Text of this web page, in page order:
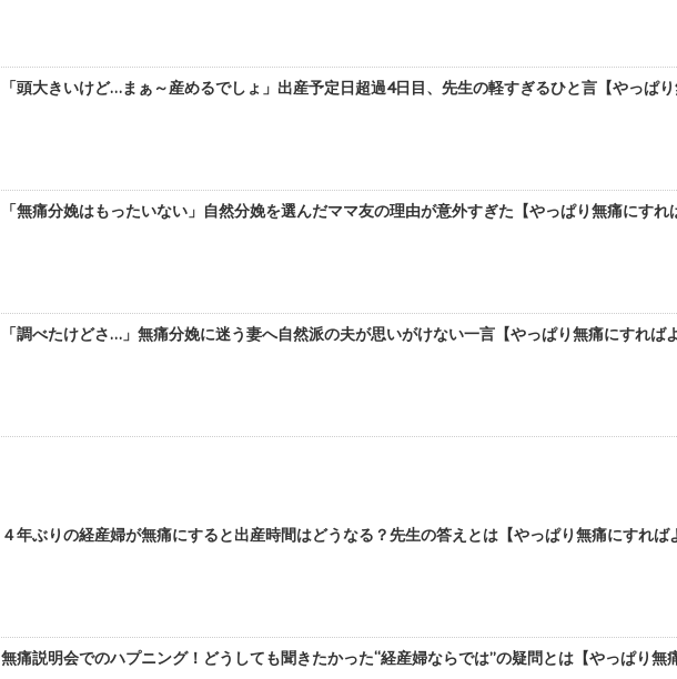
「頭大きいけど…まぁ～産めるでしょ」出産予定日超過4日目、先生の軽すぎるひと言【やっぱ
「無痛分娩はもったいない」自然分娩を選んだママ友の理由が意外すぎた【やっぱり無痛にす
「調べたけどさ…」無痛分娩に迷う妻へ自然派の夫が思いがけない一言【やっぱり無痛にすれば
４年ぶりの経産婦が無痛にすると出産時間はどうなる？先生の答えとは【やっぱり無痛にすれ
無痛説明会でのハプニング！どうしても聞きたかった“経産婦ならでは”の疑問とは【やっぱり